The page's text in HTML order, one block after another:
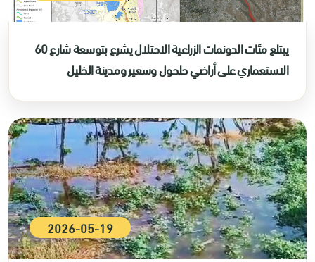
يبتلع مئات الدونمات الزراعية الاحتلال يشرع بتوسعة شارع 60
الاستعماري على أراضي حلحول وسعير ومدينة الخليل
2026-05-19